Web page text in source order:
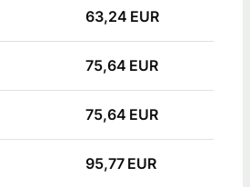
63,24 EUR
75,64 EUR
75,64 EUR
95,77 EUR